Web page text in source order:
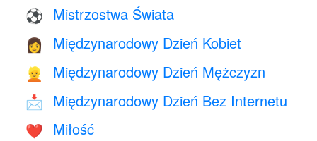
⚽ Mistrzostwa Świata
👩 Międzynarodowy Dzień Kobiet
👱 Międzynarodowy Dzień Mężczyzn
📩 Międzynarodowy Dzień Bez Internetu
❤️️ Miłość